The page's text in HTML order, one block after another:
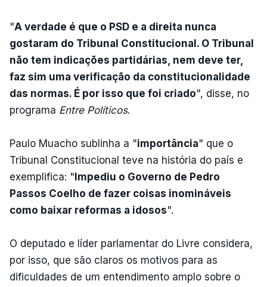
"A verdade é que o PSD e a direita nunca
gostaram do Tribunal Constitucional. O Tribunal
não tem indicações partidárias, nem deve ter,
faz sim uma verificação da constitucionalidade
das normas. É por isso que foi criado", disse, no
programa Entre Políticos.
Paulo Muacho sublinha a "importância" que o
Tribunal Constitucional teve na história do país e
exemplifica: " Impediu o Governo de Pedro
Passos Coelho de fazer coisas inomináveis
como baixar reformas a idosos".
O deputado e líder parlamentar do Livre considera,
por isso, que são claros os motivos para as
dificuldades de um entendimento amplo sobre o